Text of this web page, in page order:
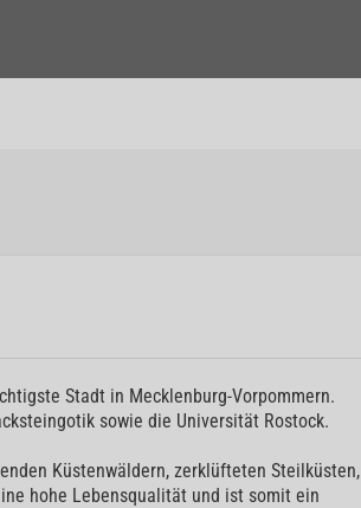
Stadt in Mecklenburg-Vorpommern.
sowie die Universität Rostock.
Küstenwäldern, zerklüfteten Steilküsten,
hohe Lebensqualität und ist somit ein